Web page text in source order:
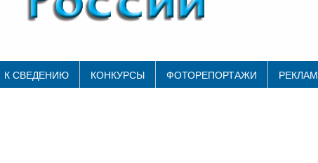
К СВЕДЕНИЮ КОНКУРСЫ ФОТОРЕПОРТАЖИ